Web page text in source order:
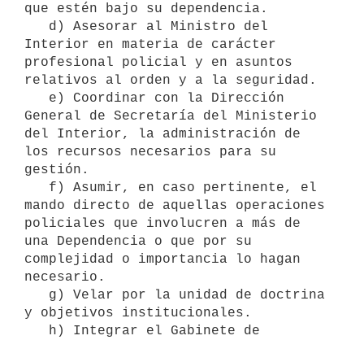
que estén bajo su dependencia.
Interior en materia de carácter
profesional policial y en asuntos
relativos al orden y a la seguridad.
General de Secretaría del Ministerio
del Interior, la administración de
los recursos necesarios para su
gestión.
mando directo de aquellas operaciones
policiales que involucren a más de
una Dependencia o que por su
complejidad o importancia lo hagan
necesario.
y objetivos institucionales.